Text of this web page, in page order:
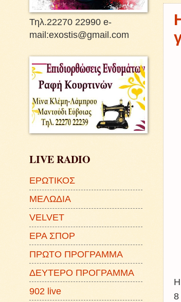
Η
8
Τηλ.22270 22990 e-
mail:exostis@gmail.com
LIVE RADIO
ΕΡΩΤΙΚΟΣ
ΜΕΛΩΔΙΑ
VELVET
ΕΡΑ ΣΠΟΡ
ΠΡΩΤΟ ΠΡΟΓΡΑΜΜΑ
ΔΕΥΤΕΡΟ ΠΡΟΓΡΑΜΜΑ
902 live